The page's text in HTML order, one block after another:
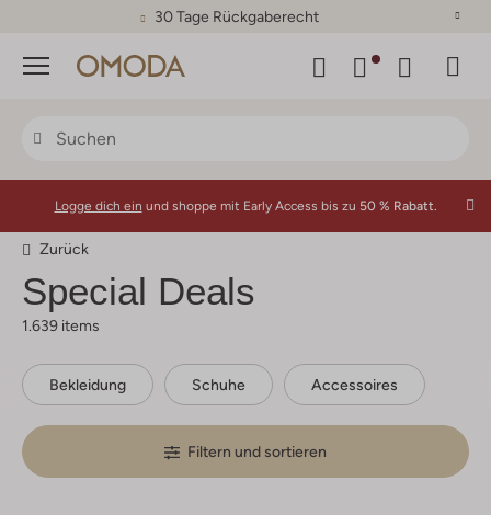
30 Tage Rückgaberecht
Menü
Logge dich ein und shoppe mit Early Access bis zu 50 % Rabatt.
Zurück
Special Deals
1.639 items
Bekleidung Schuhe Accessoires
Filtern und sortieren